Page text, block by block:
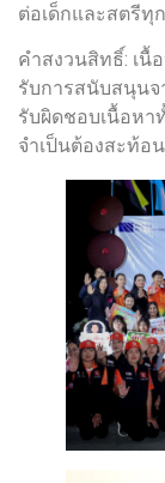
ต่อเด็กและสตรีทุ
คำสงวนสิทธิ์: เนื้
รับการสนับสนุน
รับผิดชอบเนื้อหา
จำเป็นต้องสะท้อ